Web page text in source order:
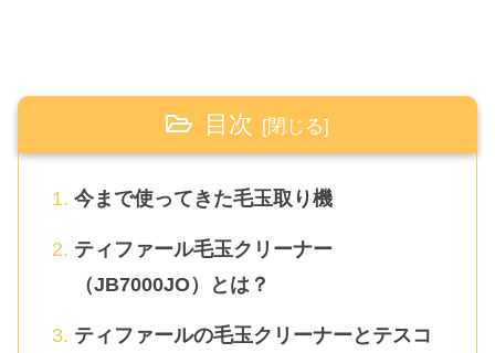
目次
今まで使ってきた毛玉取り機
ティファール毛玉クリーナー
（JB7000JO）とは？
ティファールの毛玉クリーナーとテスコ